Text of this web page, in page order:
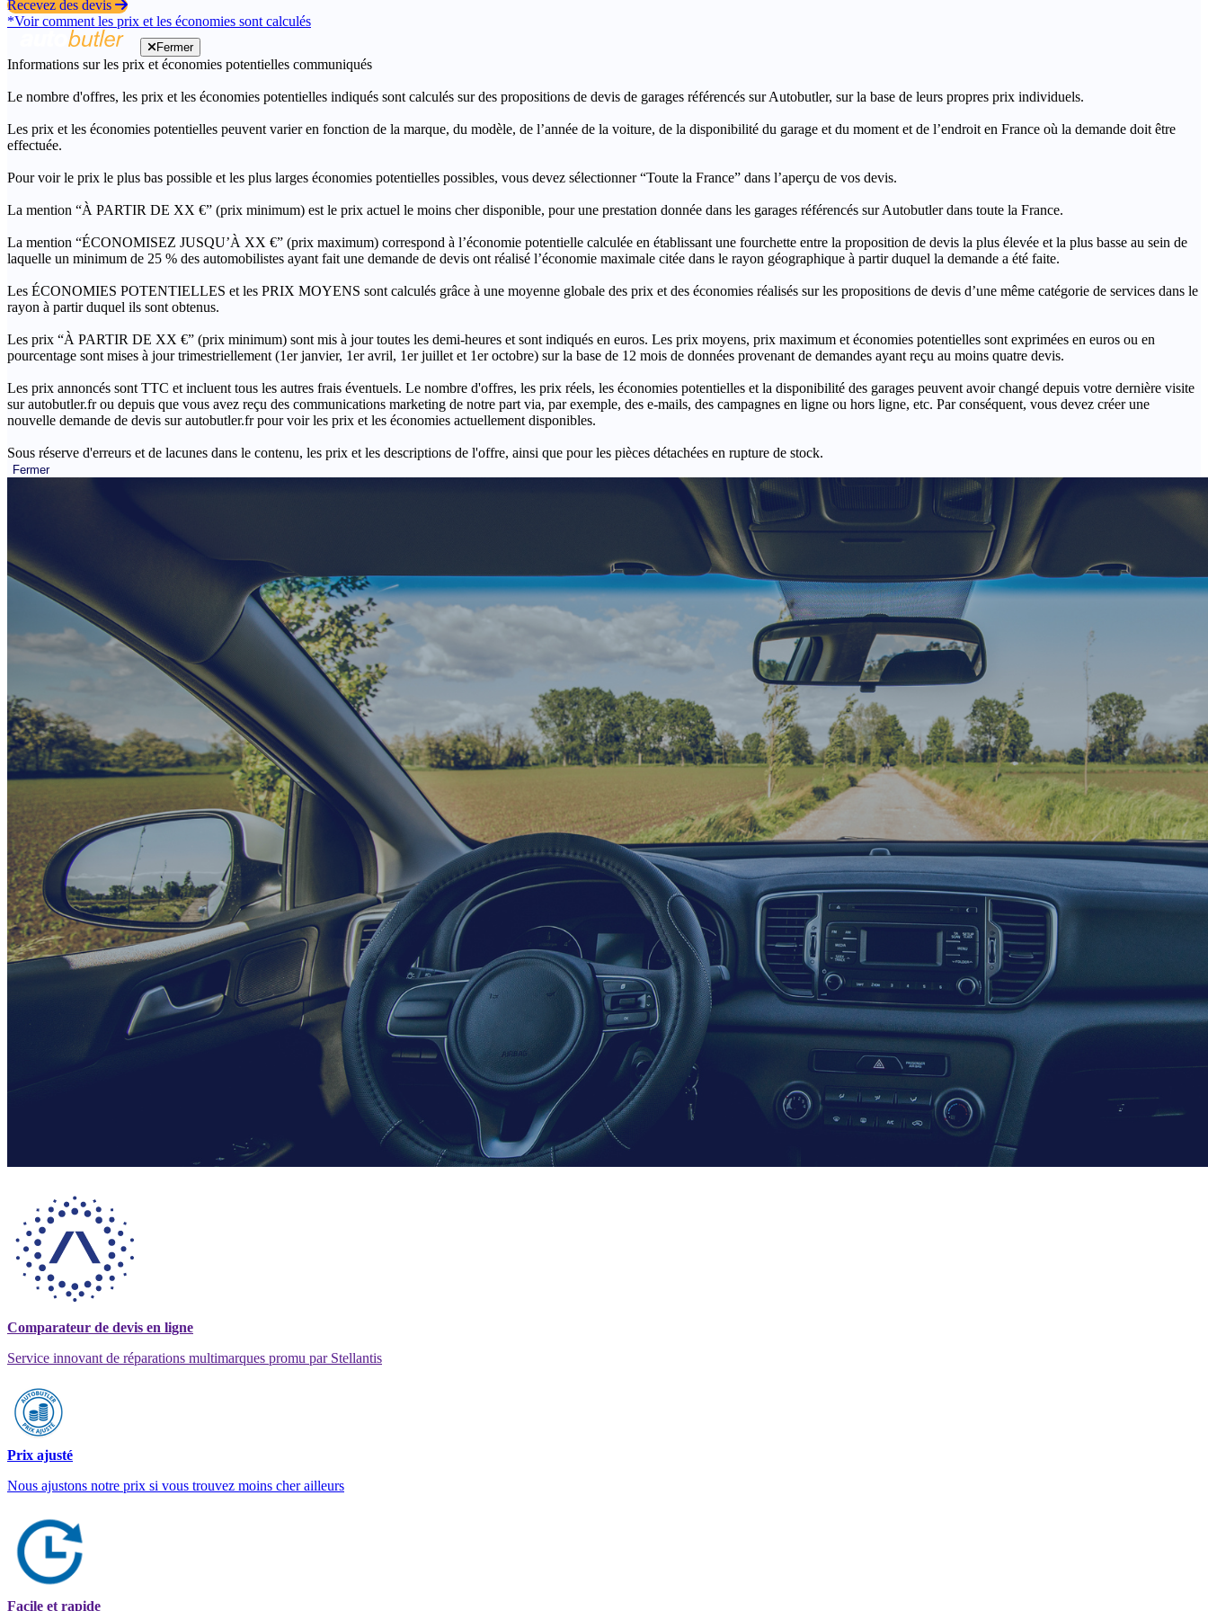
Recevez des devis
*Voir comment les prix et les économies sont calculés
Fermer
Informations sur les prix et économies potentielles communiqués
Le nombre d'offres, les prix et les économies potentielles indiqués sont calculés sur des propositions de devis de garages référencés sur Autobutler, sur la base de leurs propres prix individuels.
Les prix et les économies potentielles peuvent varier en fonction de la marque, du modèle, de l’année de la voiture, de la disponibilité du garage et du moment et de l’endroit en France où la demande doit être
effectuée.
Pour voir le prix le plus bas possible et les plus larges économies potentielles possibles, vous devez sélectionner “Toute la France” dans l’aperçu de vos devis.
La mention “À PARTIR DE XX €” (prix minimum) est le prix actuel le moins cher disponible, pour une prestation donnée dans les garages référencés sur Autobutler dans toute la France.
La mention “ÉCONOMISEZ JUSQU’À XX €” (prix maximum) correspond à l’économie potentielle calculée en établissant une fourchette entre la proposition de devis la plus élevée et la plus basse au sein de
laquelle un minimum de 25 % des automobilistes ayant fait une demande de devis ont réalisé l’économie maximale citée dans le rayon géographique à partir duquel la demande a été faite.
Les ÉCONOMIES POTENTIELLES et les PRIX MOYENS sont calculés grâce à une moyenne globale des prix et des économies réalisés sur les propositions de devis d’une même catégorie de services dans le
rayon à partir duquel ils sont obtenus.
Les prix “À PARTIR DE XX €” (prix minimum) sont mis à jour toutes les demi-heures et sont indiqués en euros. Les prix moyens, prix maximum et économies potentielles sont exprimées en euros ou en
pourcentage sont mises à jour trimestriellement (1er janvier, 1er avril, 1er juillet et 1er octobre) sur la base de 12 mois de données provenant de demandes ayant reçu au moins quatre devis.
Les prix annoncés sont TTC et incluent tous les autres frais éventuels. Le nombre d'offres, les prix réels, les économies potentielles et la disponibilité des garages peuvent avoir changé depuis votre dernière visite
sur autobutler.fr ou depuis que vous avez reçu des communications marketing de notre part via, par exemple, des e-mails, des campagnes en ligne ou hors ligne, etc. Par conséquent, vous devez créer une
nouvelle demande de devis sur autobutler.fr pour voir les prix et les économies actuellement disponibles.
Sous réserve d'erreurs et de lacunes dans le contenu, les prix et les descriptions de l'offre, ainsi que pour les pièces détachées en rupture de stock.
Fermer
Comparateur de devis en ligne
Service innovant de réparations multimarques promu par Stellantis
Prix ajusté
Nous ajustons notre prix si vous trouvez moins cher ailleurs
Facile et rapide